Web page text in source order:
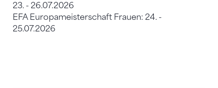
23. - 26.07.2026
EFA Europameisterschaft Frauen: 24. -
25.07.2026